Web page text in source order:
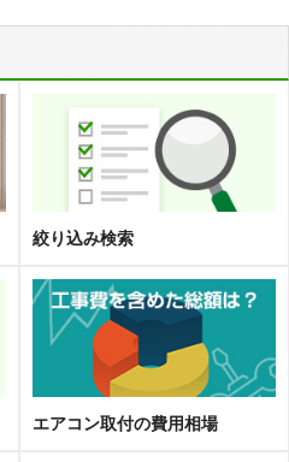
絞り込み検索
エアコン取付の費用相場